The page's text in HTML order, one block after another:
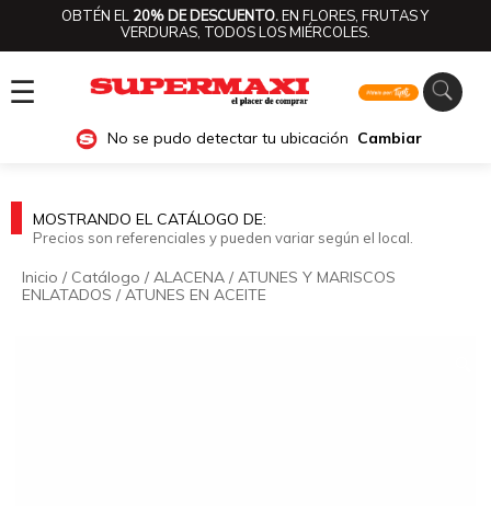
OBTÉN EL 20% DE DESCUENTO.EN FLORES, FRUTAS Y
VERDURAS, TODOS LOS MIÉRCOLES.
☰
No se pudo detectar tu ubicación Cambiar
MOSTRANDO EL CATÁLOGO DE:
Precios son referenciales y pueden variar según el local.
Inicio / Catálogo /ALACENA /ATUNES Y MARISCOS
ENLATADOS /ATUNES EN ACEITE